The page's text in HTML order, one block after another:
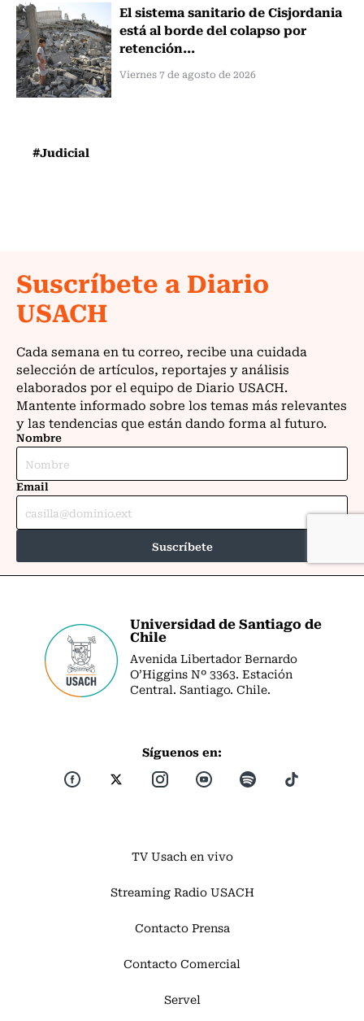
El sistema sanitario de Cisjordania
está al borde del colapso por
retención...
Viernes 7 de agosto de 2026
#Judicial
Universidad de Santiago de
Chile
Avenida Libertador Bernardo
O’Higgins Nº 3363. Estación
Central. Santiago. Chile.
Síguenos en:
TV Usach en vivo
Streaming Radio USACH
Contacto Prensa
Contacto Comercial
Servel